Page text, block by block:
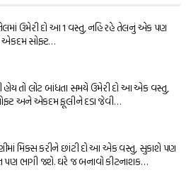
ઉમેરી દો આ 1 વસ્તુ, નહિ રહે તેલનું એક પણ
સોફ્ટ…
તો લોટ બાંધતા સમયે ઉમેરી દો આ એક વસ્તુ,
અને એકદમ ફૂલીને દડા જેવી…
મિક્સ કરીને છાંટી દો આ એક વસ્તુ, સુકાશે પણ
પણ ભાગી જશે. ઘરે જ બનાવો કીટનાશક…